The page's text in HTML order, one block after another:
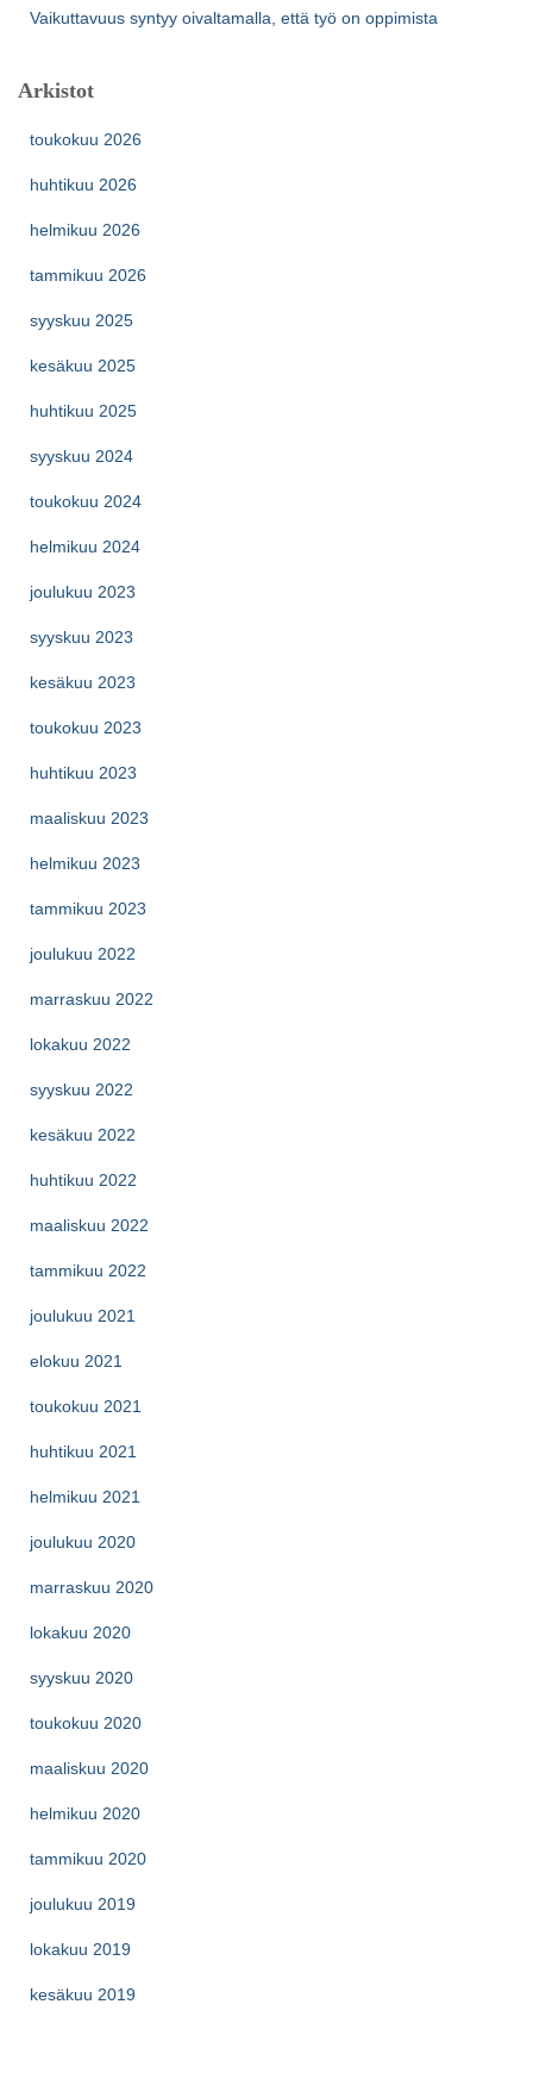
Vaikuttavuus syntyy oivaltamalla, että työ on oppimista
Arkistot
toukokuu 2026
huhtikuu 2026
helmikuu 2026
tammikuu 2026
syyskuu 2025
kesäkuu 2025
huhtikuu 2025
syyskuu 2024
toukokuu 2024
helmikuu 2024
joulukuu 2023
syyskuu 2023
kesäkuu 2023
toukokuu 2023
huhtikuu 2023
maaliskuu 2023
helmikuu 2023
tammikuu 2023
joulukuu 2022
marraskuu 2022
lokakuu 2022
syyskuu 2022
kesäkuu 2022
huhtikuu 2022
maaliskuu 2022
tammikuu 2022
joulukuu 2021
elokuu 2021
toukokuu 2021
huhtikuu 2021
helmikuu 2021
joulukuu 2020
marraskuu 2020
lokakuu 2020
syyskuu 2020
toukokuu 2020
maaliskuu 2020
helmikuu 2020
tammikuu 2020
joulukuu 2019
lokakuu 2019
kesäkuu 2019